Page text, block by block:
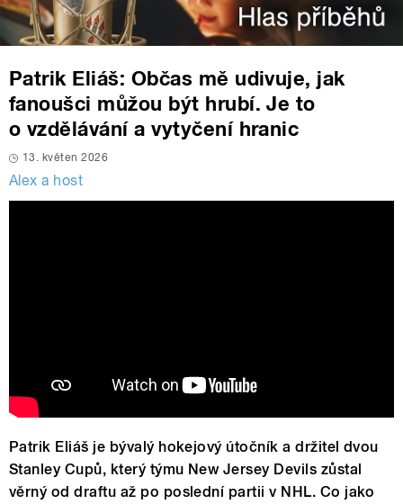
Patrik Eliáš: Občas mě udivuje, jak
fanoušci můžou být hrubí. Je to
o vzdělávání a vytyčení hranic
13. květen 2026
Alex a host
Patrik Eliáš je bývalý hokejový útočník a držitel dvou
Stanley Cupů, který týmu New Jersey Devils zůstal
věrný od draftu až po poslední partii v NHL. Co jako